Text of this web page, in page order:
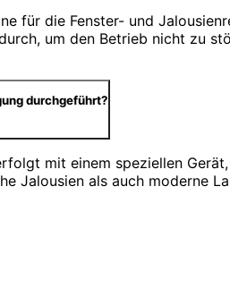
für die Fenster- und
um den Betrieb nicht zu
durchgeführt?
mit einem speziellen
Jalousien als auch moderne